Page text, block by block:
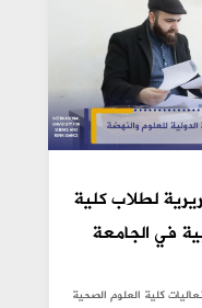
لطلاب كلية
في الجامعة
كلية العلوم الصحية